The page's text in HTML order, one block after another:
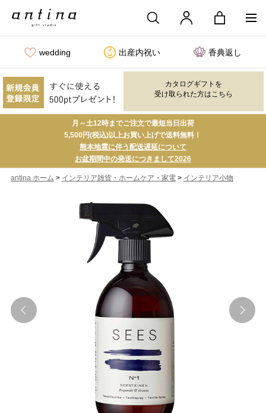
wedding 出産内祝い 香典返し
カタログギフトを
受け取られた方はこちら
月～土12時までご注文で最短当日出荷
5,500円(税込)以上お買い上げで送料無料！
熊本地震に伴う配送遅延について
お盆期間中の発送につきまして2026
antina ホーム > インテリア雑貨・ホームケア・家電> インテリア小物